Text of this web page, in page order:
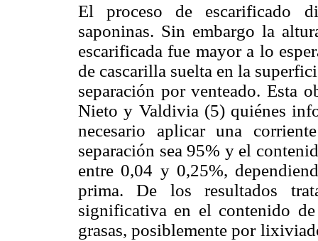
El proceso de escarificado
saponinas. Sin embargo la
escarificada fue mayor a lo
de cascarilla suelta en la
separación por venteado. Esta
Nieto y Valdivia (5) quiénes
necesario aplicar una
separación sea 95% y el
entre 0,04 y 0,25%,
prima. De los resultados
significativa en el contenido
grasas, posiblemente por